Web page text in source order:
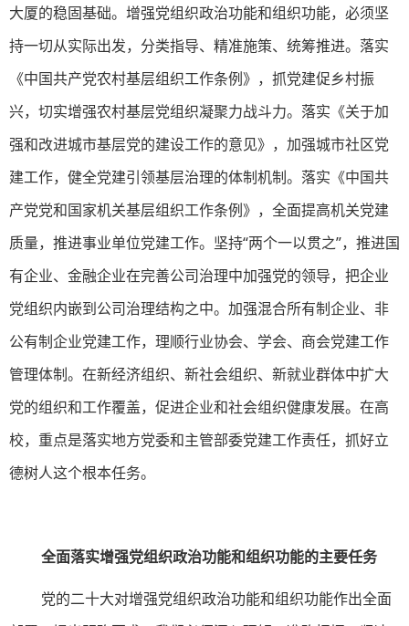
大厦的稳固基础。增强党组织政治功能和组织功能，必须坚
持一切从实际出发，分类指导、精准施策、统筹推进。落实
《中国共产党农村基层组织工作条例》，抓党建促乡村振
兴，切实增强农村基层党组织凝聚力战斗力。落实《关于加
强和改进城市基层党的建设工作的意见》，加强城市社区党
建工作，健全党建引领基层治理的体制机制。落实《中国共
产党党和国家机关基层组织工作条例》，全面提高机关党建
质量，推进事业单位党建工作。坚持“两个一以贯之”，推进国
有企业、金融企业在完善公司治理中加强党的领导，把企业
党组织内嵌到公司治理结构之中。加强混合所有制企业、非
公有制企业党建工作，理顺行业协会、学会、商会党建工作
管理体制。在新经济组织、新社会组织、新就业群体中扩大
党的组织和工作覆盖，促进企业和社会组织健康发展。在高
校，重点是落实地方党委和主管部委党建工作责任，抓好立
德树人这个根本任务。
全面落实增强党组织政治功能和组织功能的主要任务
党的二十大对增强党组织政治功能和组织功能作出全面